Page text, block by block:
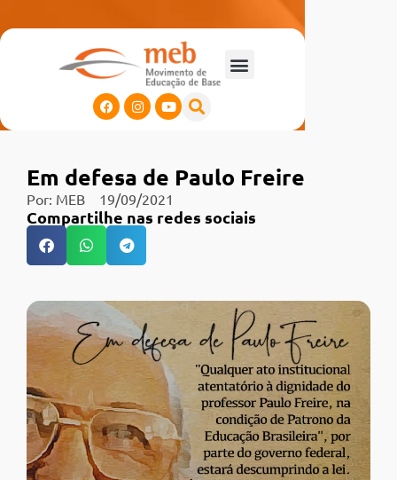
Em defesa de Paulo Freire
Por: MEB 19/09/2021
Compartilhe nas redes sociais